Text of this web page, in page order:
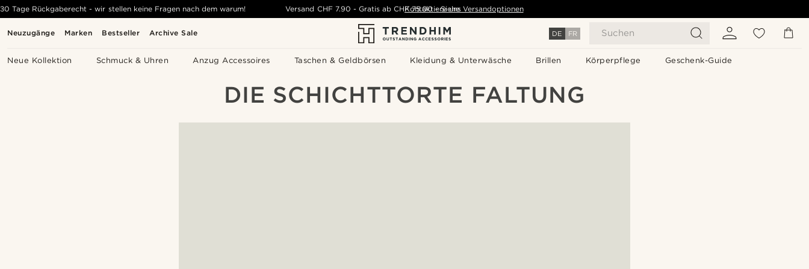
Neuzugänge Marken Bestseller Archive Sale DE FR Suchen
Neue Kollektion Schmuck & Uhren Anzug Accessoires Taschen & Geldbörsen Kleidung & Unterwäsche Brillen Körperpflege Geschenk-Guide
30 Tage Rückgaberecht - wir stellen keine Fragen nach dem warum! Versand CHF 7.90 - Gratis ab CHF 75.00 - Siehe Versandoptionen
Kontaktiere uns
DIE SCHICHTTORTE FALTUNG